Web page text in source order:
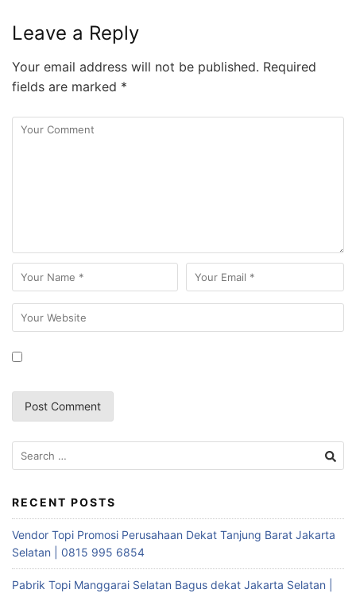
Leave a Reply
Your email address will not be published. Required
fields are marked *
Search
for:
RECENT POSTS
Vendor Topi Promosi Perusahaan Dekat Tanjung Barat Jakarta
Selatan | 0815 995 6854
Pabrik Topi Manggarai Selatan Bagus dekat Jakarta Selatan |